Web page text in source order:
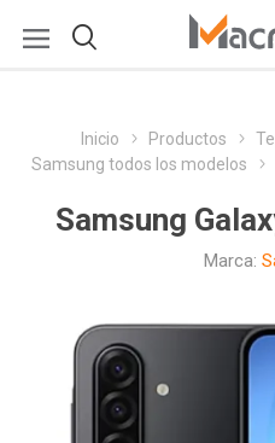
Inicio Productos
Samsung todos los modelos
Samsung
Marca: